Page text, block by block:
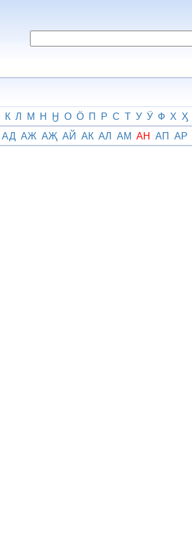
К Л М Н Ӈ О Ӧ П Р С Т У Ӱ Ф Х Ӽ
АД АЖ АҖ АЙ АК АЛ АМ АН АП АР